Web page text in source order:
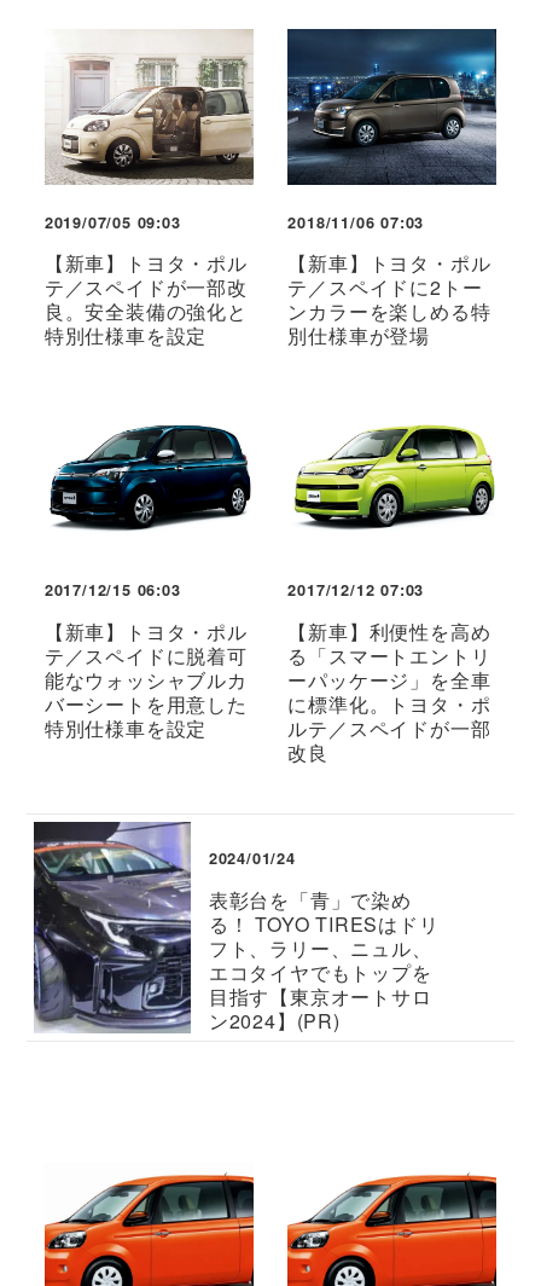
2019/07/05 09:03
【新車】トヨタ・ポル
テ／スペイドが一部改
良。安全装備の強化と
特別仕様車を設定
2018/11/06 07:03
【新車】トヨタ・ポル
テ／スペイドに2トー
ンカラーを楽しめる特
別仕様車が登場
2017/12/15 06:03
【新車】トヨタ・ポル
テ／スペイドに脱着可
能なウォッシャブルカ
バーシートを用意した
特別仕様車を設定
2017/12/12 07:03
【新車】利便性を高め
る「スマートエントリ
ーパッケージ」を全車
に標準化。トヨタ・ポ
ルテ／スペイドが一部
改良
2024/01/24
表彰台を「青」で染め
る！ TOYO TIRESはドリ
フト、ラリー、ニュル、
エコタイヤでもトップを
目指す【東京オートサロ
ン2024】(PR)